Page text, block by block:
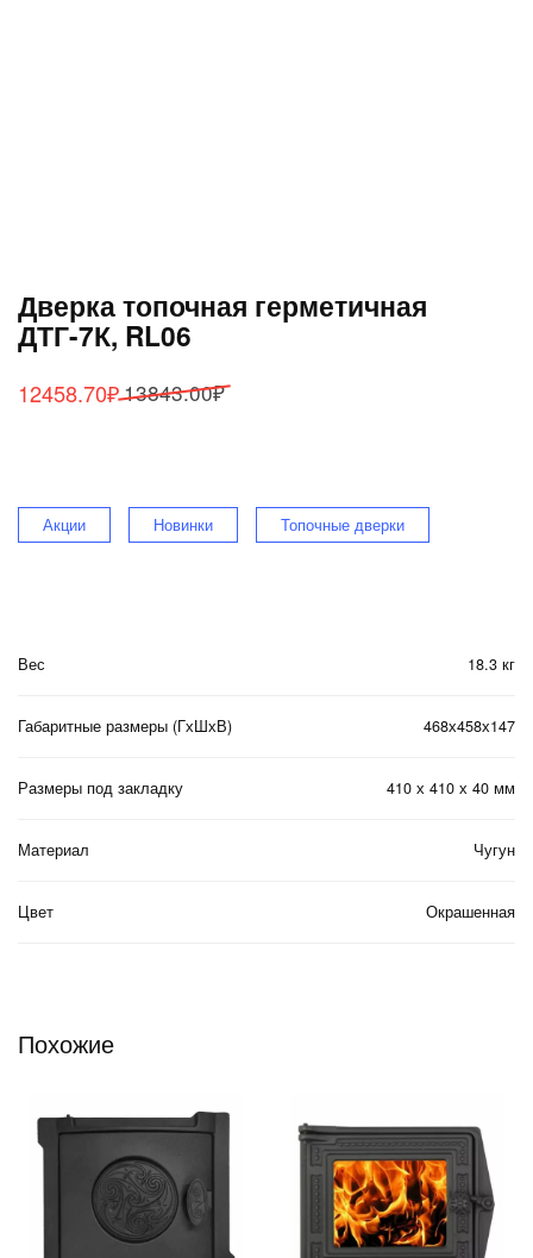
Дверка топочная герметичная
ДТГ-7К, RL06
13843.00₽
Первоначальная
12458.70₽
Текущая
Акции Новинки Топочные дверки
Вес 18.3 кг
Габаритные размеры (ГхШхВ) 468х458х147
Размеры под закладку 410 х 410 х 40 мм
Материал Чугун
Цвет Окрашенная
Похожие